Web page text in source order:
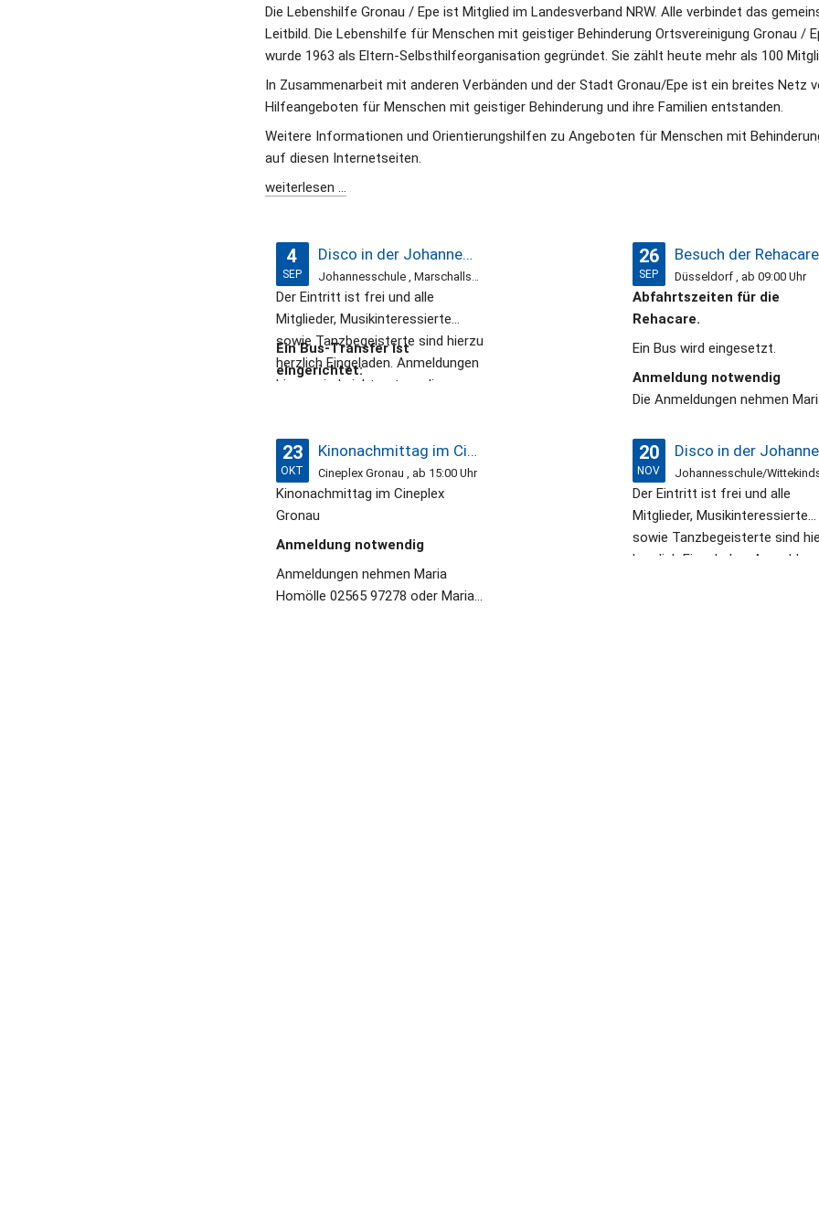
Die Lebenshilfe Gronau / Epe ist Mitglied im Landesverband NRW. Alle verbindet das
Leitbild. Die Lebenshilfe für Menschen mit geistiger Behinderung Ortsvereinigung Gronau /
wurde 1963 als Eltern-Selbsthilfeorganisation gegründet. Sie zählt heute mehr als 100
In Zusammenarbeit mit anderen Verbänden und der Stadt Gronau/Epe ist ein breites Netz
Hilfeangeboten für Menschen mit geistiger Behinderung und ihre Familien entstanden.
Weitere Informationen und Orientierungshilfen zu Angeboten für Menschen mit
auf diesen Internetseiten.
weiterlesen ...
4
SEP
Disco in der Johannesschule in Gronau (19:00 - 21:00 Uhr) mit DJ Dieter - Eintritt frei
Johannesschule , Marschallstrasse 60, 48599 Gronau, ab 19:00 Uhr
Der Eintritt ist frei und alle
Mitglieder, Musikinteressierte
sowie Tanzbegeisterte sind hierzu
herzlich Eingeladen. Anmeldungen
hierzu sind nicht notwendig.
Ein Bus-Transfer ist
eingerichtet:
26
SEP Düsseldorf , ab 09:00 Uhr
Abfahrtszeiten für die
Rehacare.
Ein Bus wird eingesetzt.
Anmeldung notwendig
Die Anmeldungen nehmen
Terwolbeck 02568 933624
entgegen
23
OKT
Kinonachmittag im Cineplex Gronau
Cineplex Gronau , ab 15:00 Uhr
Kinonachmittag im Cineplex
Gronau
Anmeldung notwendig
Anmeldungen nehmen Maria
Homölle 02565 97278 oder Maria
20
NOV
Der Eintritt ist frei und alle
Mitglieder, Musikinteressierte
sowie Tanzbegeisterte sind
herzlich Eingeladen.